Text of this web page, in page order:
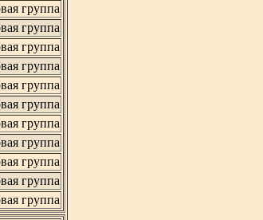
группа
группа
группа
группа
группа
группа
группа
группа
группа
группа
группа